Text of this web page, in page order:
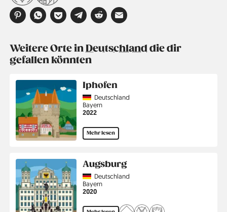
Weitere Orte inDeutschlanddie dir
gefallen könnten
Iphofen
CountryDeutschland
Region
Bayern
Jahr
2022
Mehr lesen
Augsburg
CountryDeutschland
Region
Bayern
Jahr
2020